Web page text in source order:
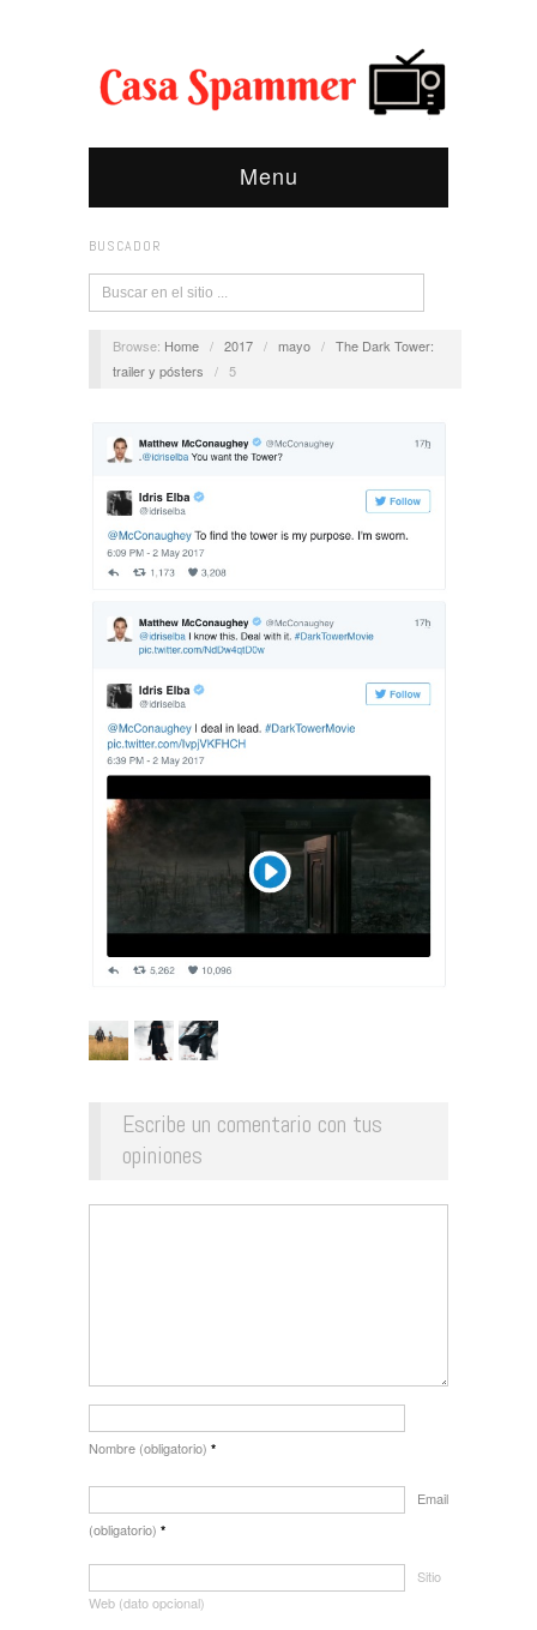
Menu
BUSCADOR
Browse: Home / 2017 / mayo / The Dark Tower:
trailer y pósters
/ 5
Escribe un comentario con tus
opiniones
Nombre (obligatorio) *
Email
(obligatorio) *
Sitio
Web (dato opcional)